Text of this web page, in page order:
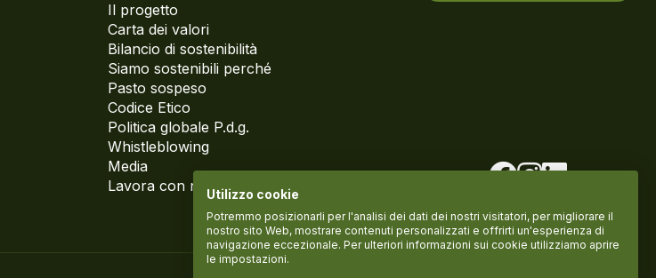
Il progetto
Carta dei valori
Bilancio di sostenibilità
Siamo sostenibili perché
Pasto sospeso
Codice Etico
Politica globale P.d.g.
Whistleblowing
Media
Lavora con noiUtilizzo cookie
Potremmo posizionarli per l'analisi dei dati dei nostri visitatori, per migliorare il
nostro sito Web, mostrare contenuti personalizzati e offrirti un'esperienza di
navigazione eccezionale. Per ulteriori informazioni sui cookie utilizziamo aprire
le impostazioni.